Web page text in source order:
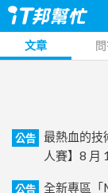
文章
公告
最熱血的技
人賽】8 月
公告
全新專區「